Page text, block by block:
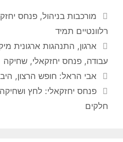
קטגוריות
מורכבות בניהול,פנחס
רלוונטיים תמיד
תגיות
ארגון, התנהגות ארגונית
עבודה, פנחס יחזקאלי, שחיקה
אבי הראל: חופש הרצון,
פנחס יחזקאלי: לחץ
חלקים